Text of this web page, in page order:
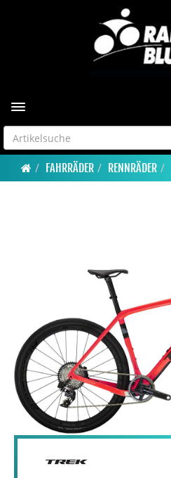
Toggle navigation
FAHRRÄDER RENNRÄDER